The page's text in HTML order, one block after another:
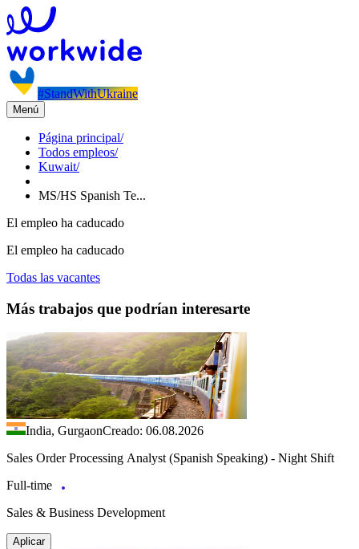
#StandWithUkraine
Menú
Página principal/
Todos empleos/
Kuwait/
MS/HS Spanish Te...
El empleo ha caducado
El empleo ha caducado
Todas las vacantes
Más trabajos que podrían interesarte
India, GurgaonCreado: 06.08.2026
Sales Order Processing Analyst (Spanish Speaking) - Night Shift
Full-time
Sales & Business Development
Aplicar